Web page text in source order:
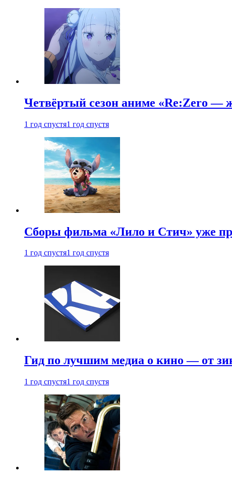
Четвёртый сезон аниме «Re:Zero —
1 год спустя1 год спустя
Сборы фильма «Лило и Стич» уже
1 год спустя1 год спустя
Гид по лучшим медиа о кино — от
1 год спустя1 год спустя